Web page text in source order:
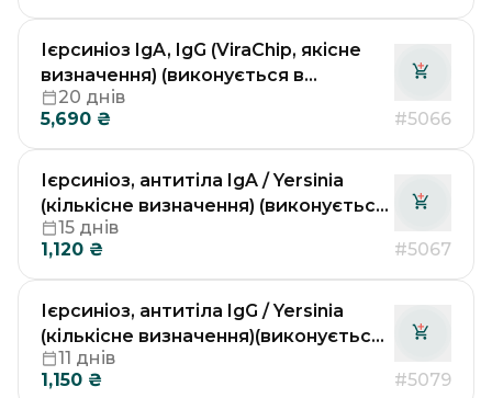
Ієрсиніоз IgA, IgG (ViraChip, якісне
визначення) (виконується в
лабораторії Др. Рьодгера у
Німеччині)
20 днів
5,690 ₴ #5066
Ієрсиніоз, антитіла IgA / Yersinia
(кількісне визначення) (виконується
в лабораторії Др. Рьодгера у
Німеччині)
15 днів
1,120 ₴ #5067
Ієрсиніоз, антитіла IgG / Yersinia
(кількісне визначення)(виконується
в лабораторії Др. Рьодгера у
Німеччині)
11 днів
1,150 ₴ #5079